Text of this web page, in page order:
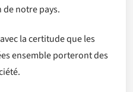
notre pays.
la certitude que les
ensemble porteront des